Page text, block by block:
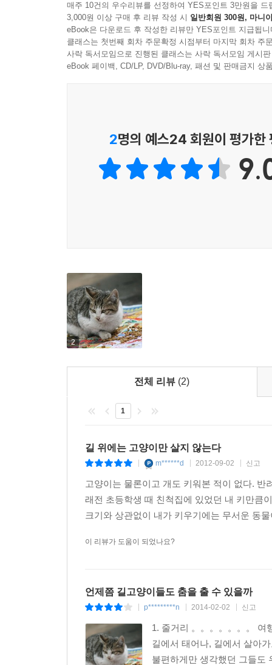
매주 10건의 우수리뷰를 선정하여 YES포인트 3만원을 드
3,000원 이상 구매 후 리뷰 작성 시 일반회원 300원, 마니
eBook은 다운로드 후 작성한 리뷰만 YES포인트 지급됩니
클래스는 첫번째 회차 주문확정 시점부터 마지막 회차 주
사락 독서모임으로 진행된 클래스는 사락 독서모임 게시
eBook 페이백, CD/LP, DVD/Blu-ray, 패션 및 판매금지 상
2명의 예스24 회원이 평가한
2
전체 리뷰 (2)
1
길 위에는 고양이만 살지 않는다
m******d 2012-09-02 신고
고양이는 물론이고 개도 키워본 적이 없다.
래전 초등학생 때 친척집에 있었던 내 키만큼
크기와 상관없이 내가 키우기에는 무서운 동
이 리뷰가 도움이 되었나요?
언제쯤 길고양이들도 춤을 출 수 있을까
p*********n 2014-02-02 신고
1. 줄거리 。。。。。。。 여
길에서 태어나, 길에서 살아
불편하게만 생각했던 그들도